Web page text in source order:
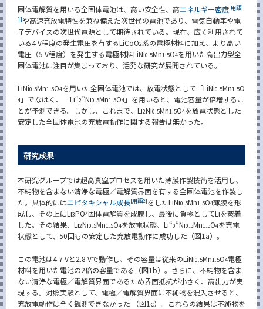
固体電解質を用いる全固体電池は、高い安全性、高エネルギー密度[用語
1]や高速充放電特性を兼ね備えた次世代の電池であり、電気自動車や電
子デバイスの次世代電源として期待されている。現在、広く利用されて
いる4 V程度の発生電圧を有するLiCoO2系の電極材料に加え、より高い
電圧（5 V程度）を発生する電極材料LiNi0.5Mn1.5O4を用いた高出力型全
固体電池に注目が集まっており、活発な研究が展開されている。
LiNi0.5Mn1.5O4を用いた全固体電池では、放電状態として「LiNi0.5Mn1.5O
4 」でなはく、「Li“2”Ni0.5Mn1.5O4 」を用いると、電池容量が倍増するこ
とが予測できる。しかし、これまで、Li2Ni0.5Mn1.5O4を放電状態とした
安定した全固体電池の充放電動作に関する報告は無かった。
研究成果
本研究グループでは超高真空プロセスを用いた薄膜作製技術を活用し、
不純物を含まない清浄な電極／電解質界面を有する全固体電池を作製し
た。具体的にはエピタキシャル成長[用語2]をしたLiNi0.5Mn1.5O4薄膜を形
成し、その上にLi3PO4固体電解質を成膜し、最後に負極としてLiを蒸着
した。その結果、Li2Ni0.5Mn1.5O4を放電状態、Li“0”Ni0.5Mn1.5O4を充電
状態として、50回もの安定した充放電動作に成功した（図1a）。
この電池は4.7 Vと2.8 Vで動作し、その容量は従来のLiNi0.5Mn1.5O4電極
材料を用いた電池の2倍の容量である（図1b）。さらに、不純物を含ま
ない清浄な電極／電解質界面であるため界面抵抗が小さく、高出力が実
現する。対照実験として、電極／電解質界面に不純物を混入させると、
充放電動作は全く観測できなかった （図1c）。これらの結果は不純物を